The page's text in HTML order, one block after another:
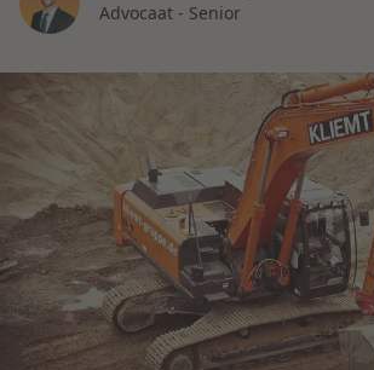
Vastgoed
Overheid & Omgeving
Aanbesteding & Mededinging
Aansprakelijkheid & Verzekering
Litigation
Lees meer
Dichtbij de wendbare
Lees meer
Advocaat - Senior